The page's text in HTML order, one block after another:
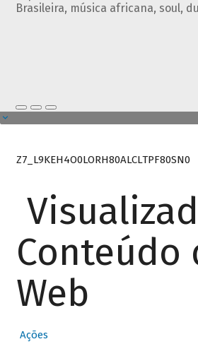
Brasileira, música africana, soul,
Z7_L9KEH4O0LORH80ALCLTPF80SN0
Conteúdo
Web
Ações